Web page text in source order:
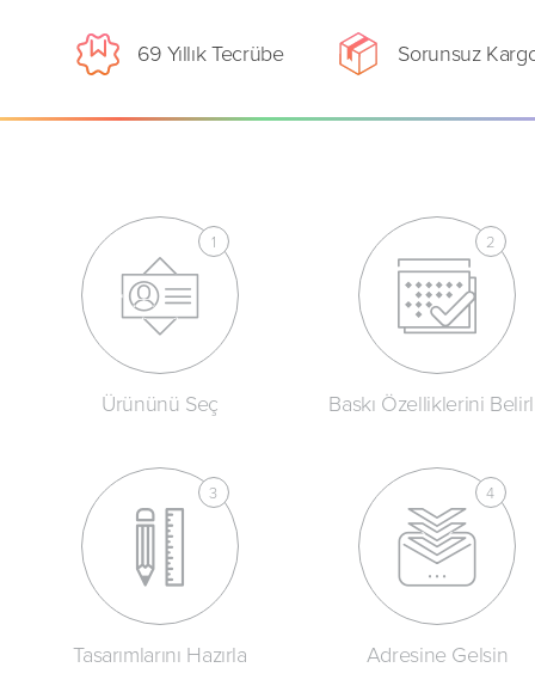
69 Yıllık Tecrübe Sorunsuz
Ürününü Seç Baskı Özelliklerini
Tasarımlarını Hazırla Adresine Gelsin